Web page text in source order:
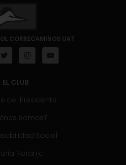
CORRECAMINOS UAT
EL CLUB
del Presidente
somos?
Social
Naranja